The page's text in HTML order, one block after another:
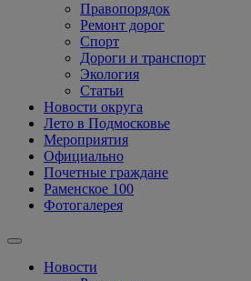
Правопорядок
Ремонт дорог
Спорт
Дороги и транспорт
Экология
Статьи
Новости округа
Лето в Подмосковье
Мероприятия
Официально
Почетные граждане
Раменское 100
Фотогалерея
Новости